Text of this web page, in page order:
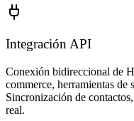
Integración API
Conexión bidireccional de
commerce, herramientas de
Sincronización de
real.